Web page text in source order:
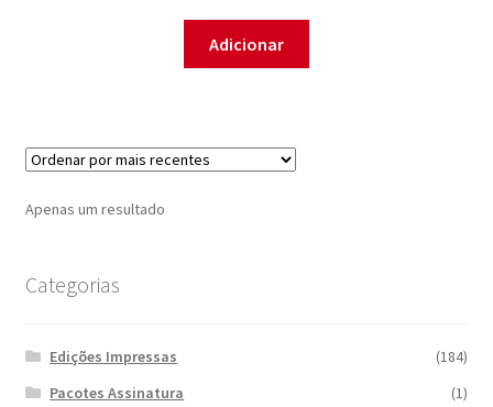
Adicionar
Apenas um resultado
Categorias
Edições Impressas
(184)
Pacotes Assinatura
(1)